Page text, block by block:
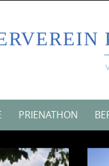
PRIENATHON